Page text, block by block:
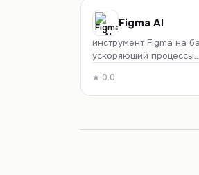
Figma AI
инструмент Figma на
ускоряющий процессы
★ 0.0